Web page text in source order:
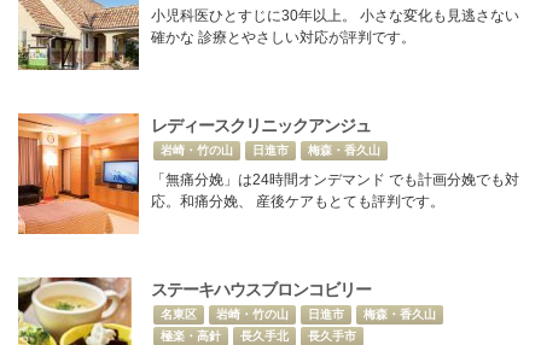
小児科医ひとすじに30年以上。 小さな変化も見逃さない
確かな 診療とやさしい対応が評判です。
レディースクリニックアンジュ
岩崎・竹の山 日進市 梅森・香久山
「無痛分娩」は24時間オンデマンド でも計画分娩でも対
応。和痛分娩、 産後ケアもとても評判です。
ステーキハウスブロンコビリー
名東区 岩崎・竹の山 日進市
梅森・香久山
極楽・高針
長久手北 長久手市